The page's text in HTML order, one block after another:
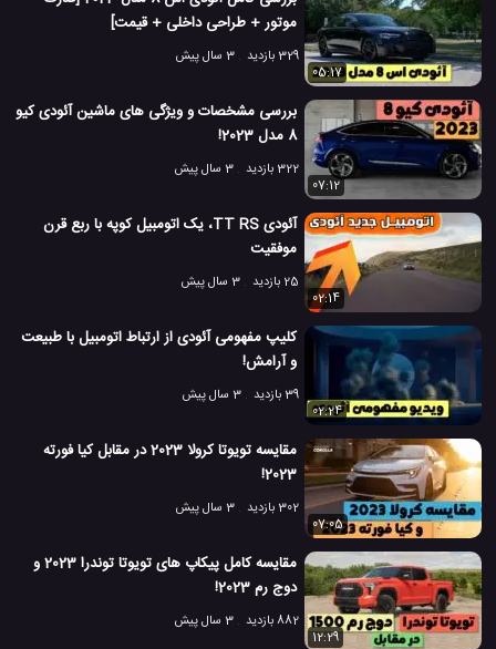
موتور + طراحی داخلی + قیمت]
329 بازدید
3 سال پیش
05:17
بررسی مشخصات و ویژگی های ماشین آئودی کیو
8 مدل 2023!
322 بازدید
3 سال پیش
07:12
آئودی TT RS، یک اتومبیل کوپه با ربع قرن
موفقیت
25 بازدید
3 سال پیش
02:14
کلیپ مفهومی آئودی از ارتباط اتومبیل با طبیعت
و آرامش!
39 بازدید
3 سال پیش
02:24
مقایسه تویوتا کرولا 2023 در مقابل کیا فورته
2023!
302 بازدید
3 سال پیش
07:05
مقایسه کامل پیکاپ های تویوتا توندرا 2023 و
دوج رم 2023!
882 بازدید
3 سال پیش
12:29